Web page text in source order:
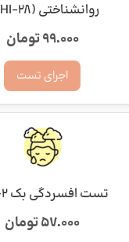
روانشناختی (MHI‑28)
99.000 تومان
اجرای تست
تست افسردگی بک BDI-2
57.000 تومان